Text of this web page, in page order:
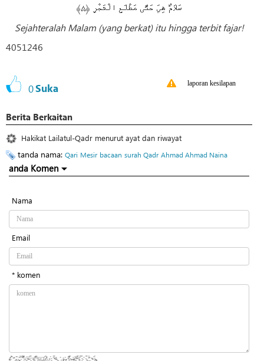
سَلَامٌ هِيَ حَتَّى مَطْلَعِ الْفَجْرِ ﴿۵﴾
Sejahteralah Malam (yang berkat) itu hingga terbit fajar!
4051246
0Suka laporan kesilapan
Berita Berkaitan
Hakikat Lailatul-Qadr menurut ayat dan riwayat
tanda nama: Qari Mesir bacaan surah Qadr Ahmad Ahmad Naina
anda Komen
Nama
Email
* komen